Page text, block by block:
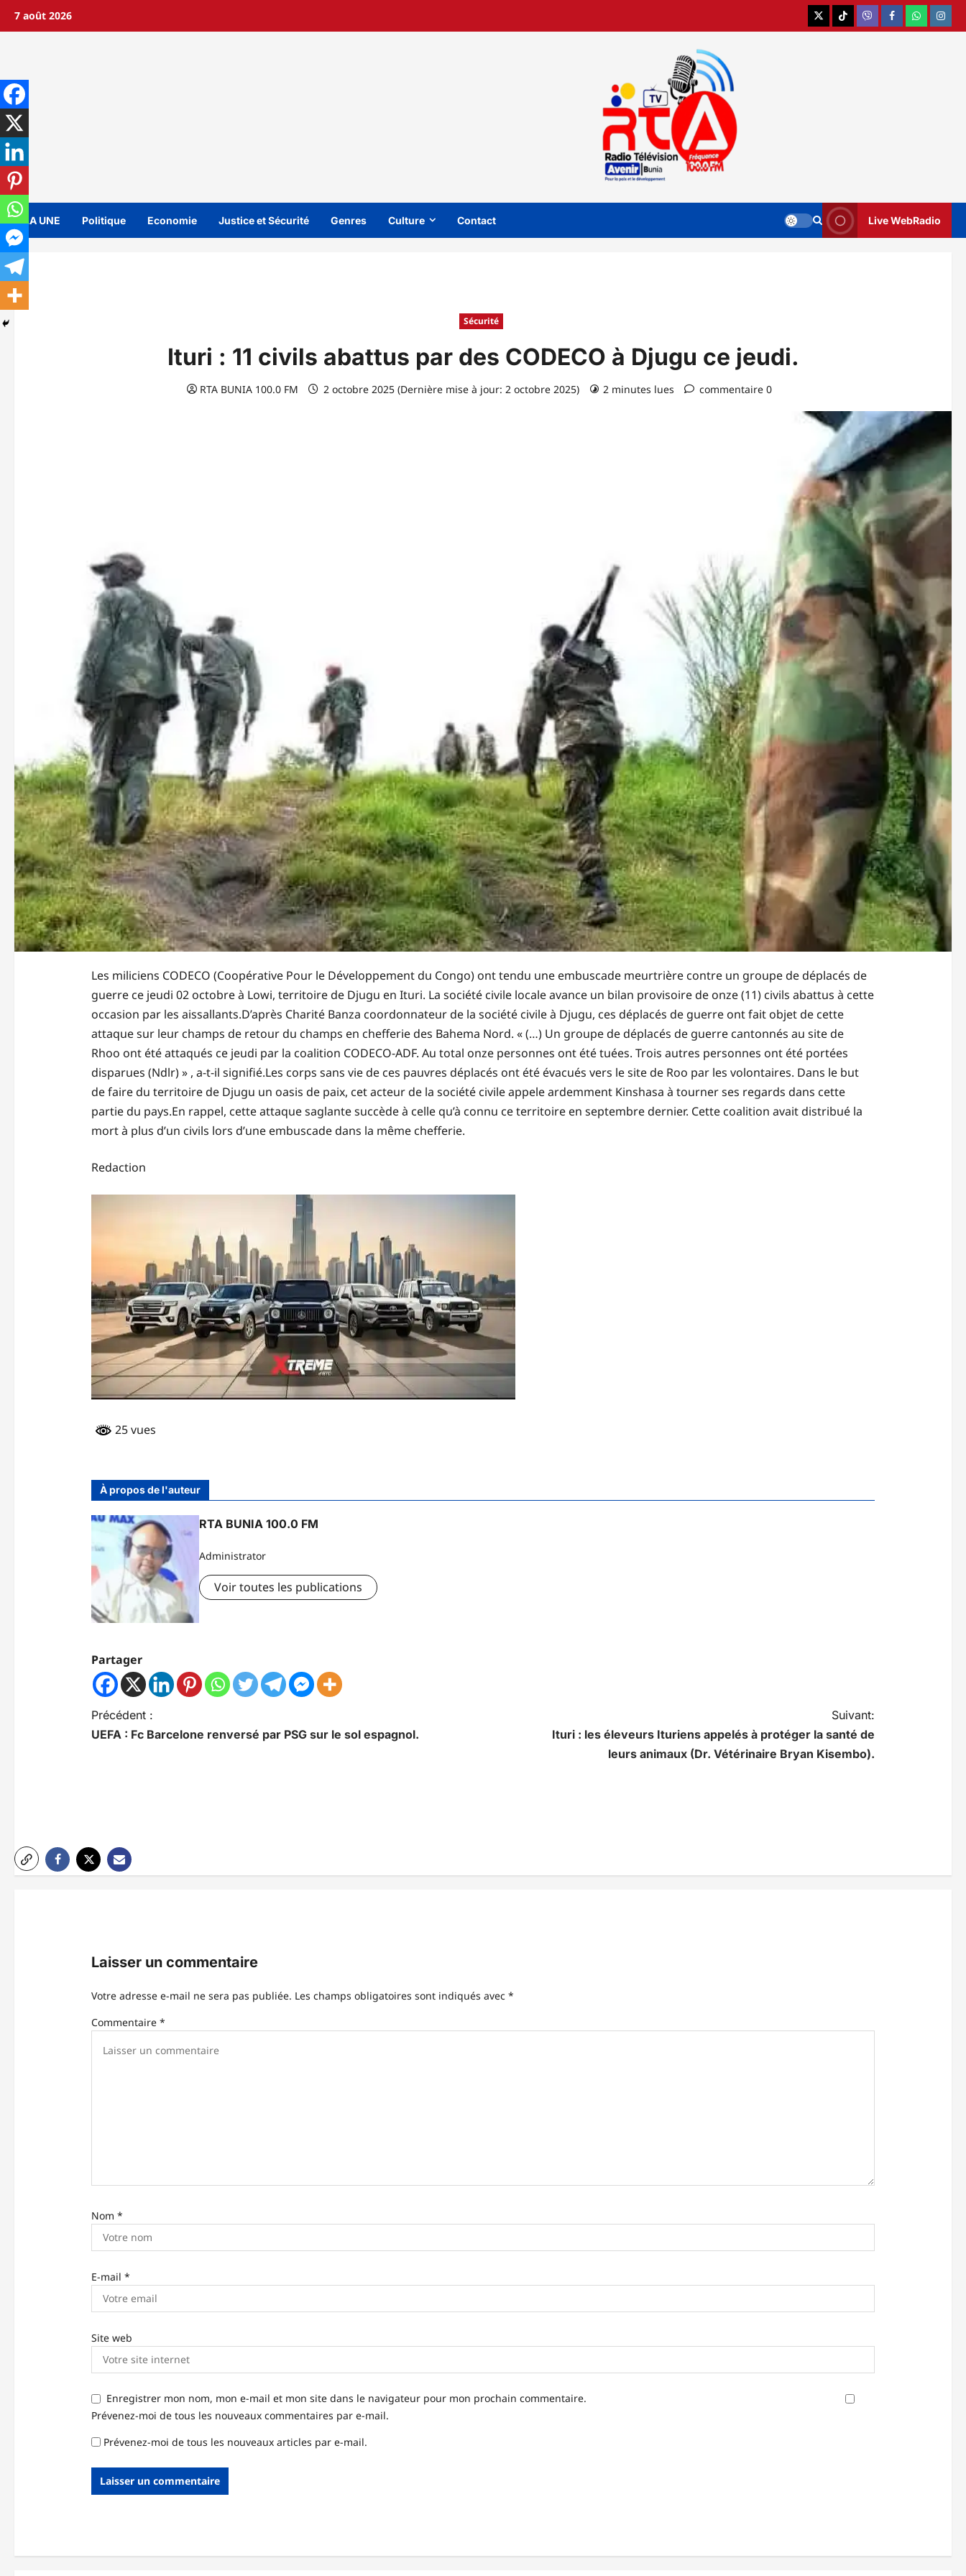
7 août 2026 X TikTokViber FacebookWhatsApp
A LA UNE Politique Economie Justice et Sécurité Genres Culture Contact Live WebRadio
Sécurité
Ituri : 11 civils abattus par des CODECO à Djugu ce jeudi.
RTA BUNIA 100.0 FM 2 octobre 2025 (Dernière mise à jour: 2 octobre 2025) 2 minutes lues commentaire 0
Les miliciens CODECO (Coopérative Pour le Développement du Congo) ont tendu une embuscade meurtrière contre un groupe de déplacés de
guerre ce jeudi 02 octobre à Lowi, territoire de Djugu en Ituri. La société civile locale avance un bilan provisoire de onze (11) civils abattus à cette
occasion par les aissallants.D’après Charité Banza coordonnateur de la société civile à Djugu, ces déplacés de guerre ont fait objet de cette
attaque sur leur champs de retour du champs en chefferie des Bahema Nord. « (…) Un groupe de déplacés de guerre cantonnés au site de
Rhoo ont été attaqués ce jeudi par la coalition CODECO-ADF. Au total onze personnes ont été tuées. Trois autres personnes ont été portées
disparues (Ndlr) » , a-t-il signifié.Les corps sans vie de ces pauvres déplacés ont été évacués vers le site de Roo par les volontaires. Dans le but
de faire du territoire de Djugu un oasis de paix, cet acteur de la société civile appele ardemment Kinshasa à tourner ses regards dans cette
partie du pays.En rappel, cette attaque saglante succède à celle qu’à connu ce territoire en septembre dernier. Cette coalition avait distribué la
mort à plus d’un civils lors d’une embuscade dans la même chefferie.
Redaction
25 vues
À propos de l'auteur
RTA BUNIA 100.0 FM
Administrator
Voir toutes les publications
Partager
N
a
a
t
’
a
e
Précédent :
UEFA : Fc Barcelone renversé par PSG sur le sol espagnol.
Suivant:
Ituri : les éleveurs Ituriens appelés à protéger la santé de
leurs animaux (Dr. Vétérinaire Bryan Kisembo).
Laisser un commentaire
Votre adresse e-mail ne sera pas publiée. Les champs obligatoires sont indiqués avec *
Commentaire *
Nom *
E-mail *
Site web
Enregistrer mon nom, mon e-mail et mon site dans le navigateur pour mon prochain commentaire.
Prévenez-moi de tous les nouveaux commentaires par e-mail.
Prévenez-moi de tous les nouveaux articles par e-mail.